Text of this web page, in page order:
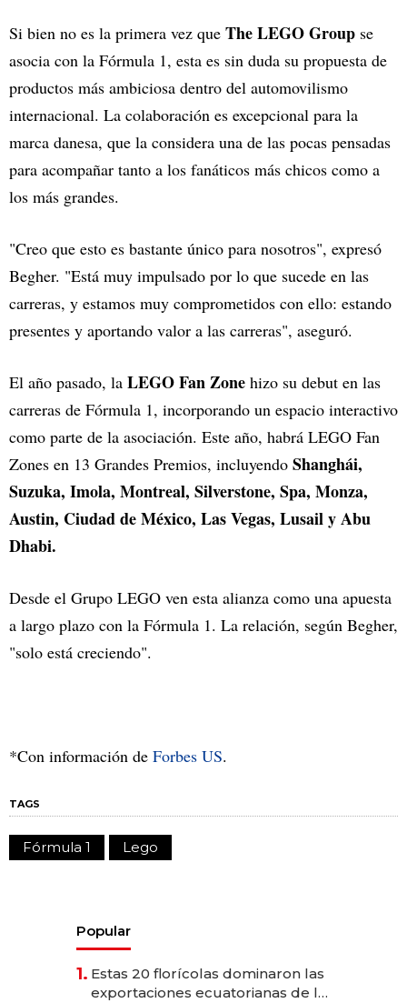
Si bien no es la primera vez que The LEGO Group se
asocia con la Fórmula 1, esta es sin duda su propuesta de
productos más ambiciosa dentro del automovilismo
internacional. La colaboración es excepcional para la
marca danesa, que la considera una de las pocas pensadas
para acompañar tanto a los fanáticos más chicos como a
los más grandes.
"Creo que esto es bastante único para nosotros", expresó
Begher. "Está muy impulsado por lo que sucede en las
carreras, y estamos muy comprometidos con ello: estando
presentes y aportando valor a las carreras", aseguró.
El año pasado, la LEGO Fan Zone hizo su debut en las
carreras de Fórmula 1, incorporando un espacio interactivo
como parte de la asociación. Este año, habrá LEGO Fan
Zones en 13 Grandes Premios, incluyendo Shanghái,
Suzuka, Imola, Montreal, Silverstone, Spa, Monza,
Austin, Ciudad de México, Las Vegas, Lusail y Abu
Dhabi.
Desde el Grupo LEGO ven esta alianza como una apuesta
a largo plazo con la Fórmula 1. La relación, según Begher,
"solo está creciendo".
*Con información de Forbes US.
TAGS
Fórmula 1 Lego
Popular
1. Estas 20 florícolas dominaron las
exportaciones ecuatorianas de la